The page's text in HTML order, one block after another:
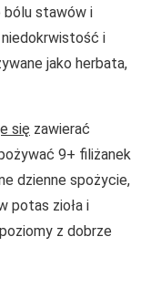
bólu stawów i
niedokrwistość i
jako herbata,
się zawierać
9+ filiżanek
dzienne spożycie,
potas zioła i
z dobrze